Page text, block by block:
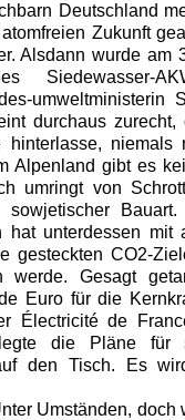
Deutschland
Zukunft
Alsdann wurde am
Siedewasser-
umweltministerin
durchaus
hinterlasse, niemals
Alpenland gibt es
umringt von
Bauart.
hat unterdessen mit
gesteckten CO2-
werde. Gesagt
Euro für die
Électricité de
die Pläne für
den Tisch. Es
Umständen, doch